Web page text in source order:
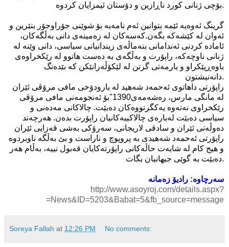
بۆچی‌ ژنانی‌ كورد ناڕازین و دۆستان ئیمزایان كردوه‌.
گرینگ ئه‌وه‌یه‌ ئێمه‌ بتوانین ئه‌م نامه‌یه‌ بۆ شوێنی‌ جۆراوجۆر بنێرین و
ئه‌وان له‌ كێشه‌كه‌ بگه‌ن.كه‌سه‌كان له‌ زه‌مینه‌ی‌ دانی‌ به‌ڵگه‌كان،
ئاماده‌ كردنی‌ ئه‌ندامانی‌ بنه‌ماڵه‌ی‌ زیندانیانی‌ سیاسی، دانی‌ وێنه‌ له‌
ژنانی‌ ناوچه‌كه‌، راپۆرت و به‌ڵگه‌ی به‌ ده‌ست هاتوو له‌ رێكخراوه‌ی‌
باوه‌ڕپێكراو و یارمه‌تی‌ گرتن له‌ لێكۆڵه‌رانێكن كه‌ بێده‌نگ
دانه‌نیشتون.
راپۆرتی‌ داهاتوی ئه‌حمه‌د شه‌هید له‌ بارودۆخی مافی مرۆڤی ئێران
له‌ مانگی مارس، ره‌شه‌مه‌ی1390"بۆ ئه‌نجومه‌نی مافی مرۆڤی‌
رێكخراوی نه‌ته‌وه‌ یه‌كگرتووه‌كان ده‌بێت. چالاكانی‌ مه‌ده‌نی‌ و
سیاسی ده‌بێت له‌باره‌ی‌ چالاكییه‌كانیان راپۆرت بده‌ن. هه‌رچه‌ند
ده‌وڵه‌تی‌ ئێران و سادقی لاریجانی‌، سه‌رۆكی‌ به‌شی قه‌زایی ئێران
راپۆرتی‌ ئه‌حمه‌د شه‌هیدی‌ به‌ پروپوچ و ناراست و بێ به‌ڵگه‌ ناوبردوه‌
و هیج كام له‌ شایه‌ت حاڵه‌كانی راپۆرته‌كایان قه‌بول نییه‌، به‌ڵام هه‌ر
ده‌بێت به‌ گوێی جیهانیان بگات.
http://www.asoyroj.com/details.aspx?
=News&ID=5203&Babat=5&fb_source=message
Soreya Fallah at 12:26 PM No comments: